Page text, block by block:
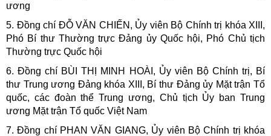
ương
5. Đồng chí ĐỖ VĂN CHIẾN, Ủy viên Bộ Chính trị khóa XIII,
Phó Bí thư Thường trực Đảng ủy Quốc hội, Phó Chủ tịch
Thường trực Quốc hội
6. Đồng chí BÙI THỊ MINH HOÀI, Ủy viên Bộ Chính trị, Bí
thư Trung ương Đảng khóa XIII, Bí thư Đảng ủy Mặt trận Tổ
quốc, các đoàn thể Trung ương, Chủ tịch Ủy ban Trung
ương Mặt trận Tổ quốc Việt Nam
7. Đồng chí PHAN VĂN GIANG, Ủy viên Bộ Chính trị khóa